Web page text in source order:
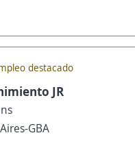
destacado
JR
GBA